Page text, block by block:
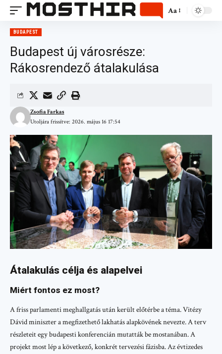
Aa
BUDAPEST
Budapest új városrésze:
Rákosrendező átalakulása
Utoljára frissítve: 2026. május 16 17:54
Zsofia Farkas
Átalakulás célja és alapelvei
Miért fontos ez most?
A friss parlamenti meghallgatás után került előtérbe a téma. Vitézy
Dávid miniszter a megfizethető lakhatás alapkövének nevezte. A terv
részleteit egy budapesti konferencián mutatták be mostanában. A
projekt most lép a következő, konkrét tervezési fázisba. Az évtizedes